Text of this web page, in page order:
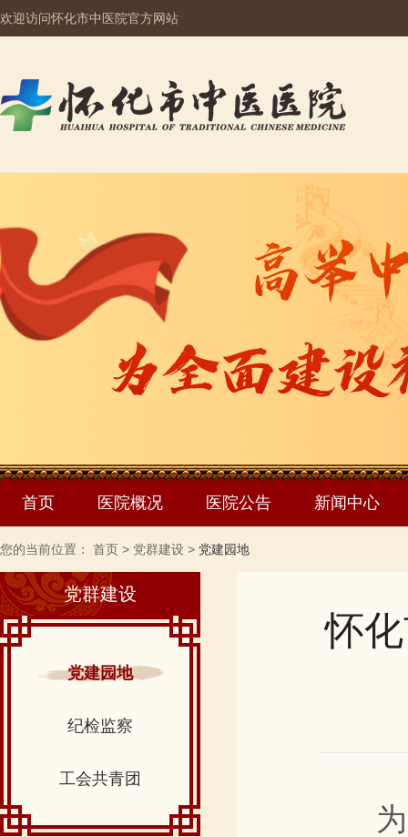
欢迎访问怀化市中医院官方网站
首页 医院概况 医院公告 新闻中心
您的当前位置： 首页 > 党群建设 > 党建园地
党群建设
党建园地
纪检监察
工会共青团
怀
为